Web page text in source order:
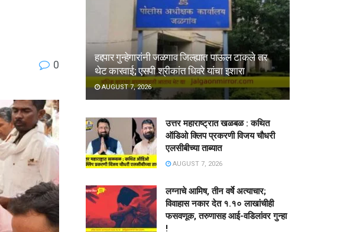
0
हद्दपार गुन्हेगारांनी जळगाव जिल्ह्यात पाऊल टाकले तर
थेट कारवाई; एसपी श्रीकांत धिवरे यांचा इशारा
AUGUST 7, 2026
उत्तर महाराष्ट्रात खळबळ : कथित
ऑडिओ क्लिप प्रकरणी विजय चौधरी
एलसीबीच्या ताब्यात
AUGUST 7, 2026
लग्नाचे आमिष, तीन वर्षे अत्याचार;
विवाहास नकार देत १.१० लाखांचीही
फसवणूक, तरुणासह आई-वडिलांवर गुन्हा
!